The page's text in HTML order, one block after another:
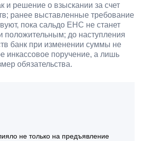
и решение о взыскании за счет
ранее выставленные требование
пока сальдо ЕНС не станет
положительным; до наступления
банк при изменении суммы не
инкассовое поручение, а лишь
обязательства.
не только на предъявление